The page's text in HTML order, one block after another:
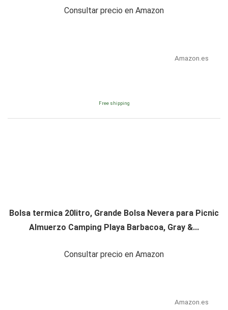
Consultar precio en Amazon
Amazon.es
Free shipping
Bolsa termica 20litro, Grande Bolsa Nevera para Picnic
Almuerzo Camping Playa Barbacoa, Gray &...
Consultar precio en Amazon
Amazon.es